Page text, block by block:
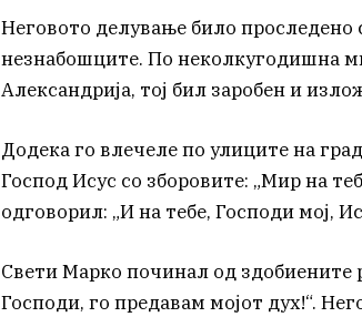
Неговото делување било проследено
незнабошците. По неколкугодишна
Александрија, тој бил заробен и
Додека го влечеле по улиците на
Господ Исус со зборовите: „Мир на
одговорил: „И на тебе, Господи мој,
Свети Марко починал од здобиените
Господи, го предавам мојот дух!“.